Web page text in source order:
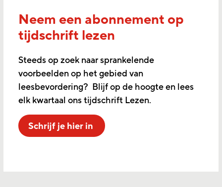
Neem een abonnement op
tijdschrift lezen
Steeds op zoek naar sprankelende
voorbeelden op het gebied van
leesbevordering? Blijf op de hoogte en lees
elk kwartaal ons tijdschrift Lezen.
Schrijf je hier in